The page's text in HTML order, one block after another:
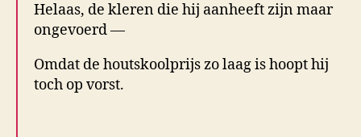
Helaas, de kleren die hij aanheeft zijn maar
ongevoerd —
Omdat de houtskoolprijs zo laag is hoopt hij
toch op vorst.